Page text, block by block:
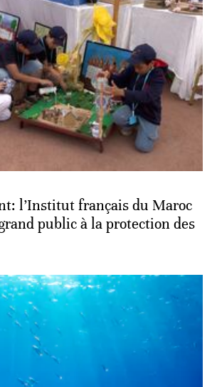
l’Institut français du Maroc
public à la protection des